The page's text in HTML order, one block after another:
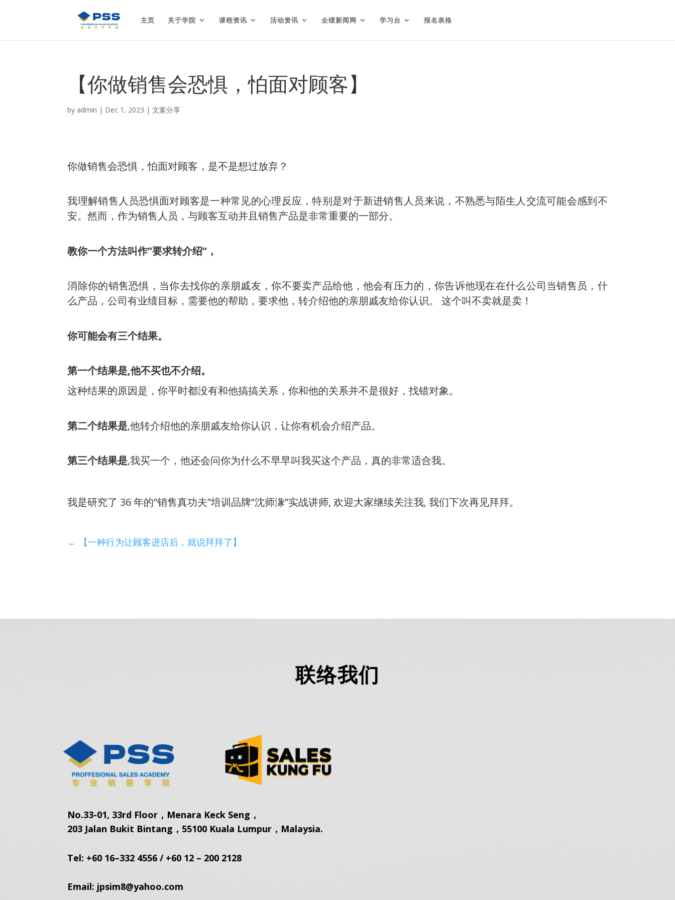
主页 关于学院 课程资讯 活动资讯 企绩新闻网 学习台 报名表格
【你做销售会恐惧，怕面对顾客】
by admin | Dec 1, 2023 |文案分享
你做销售会恐惧，怕面对顾客，是不是想过放弃？
我理解销售人员恐惧面对顾客是一种常见的心理反应，特别是对于新进销售人员来说，不熟悉与陌生人交流可能会感到不
安。然而，作为销售人员，与顾客互动并且销售产品是非常重要的一部分。
教你一个方法叫作”要求转介绍”，
消除你的销售恐惧，当你去找你的亲朋戚友，你不要卖产品给他，他会有压力的，你告诉他现在在什么公司当销售员，什
么产品，公司有业绩目标，需要他的帮助，要求他，转介绍他的亲朋戚友给你认识。 这个叫不卖就是卖！
你可能会有三个结果。
第一个结果是,他不买也不介绍。
这种结果的原因是，你平时都没有和他搞搞关系，你和他的关系并不是很好，找错对象。
第二个结果是,他转介绍他的亲朋戚友给你认识，让你有机会介绍产品。
第三个结果是,我买一个，他还会问你为什么不早早叫我买这个产品，真的非常适合我。
我是研究了 36 年的”销售真功夫”培训品牌”沈师潒”实战讲师, 欢迎大家继续关注我, 我们下次再见拜拜。
← 【一种行为让顾客进店后，就说拜拜了】
联络我们
No.33-01, 33rd Floor，Menara Keck Seng，
203 Jalan Bukit Bintang，55100 Kuala Lumpur，Malaysia.
Tel: +60 16–332 4556 / +60 12 – 200 2128
Email: jpsim8@yahoo.com